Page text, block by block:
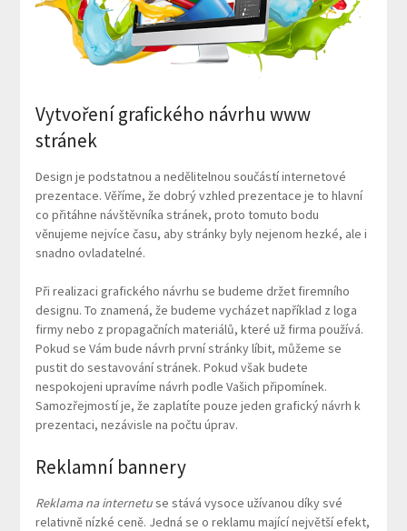
Vytvoření grafického návrhu www
stránek
Design je podstatnou a nedělitelnou součástí internetové
prezentace. Věříme, že dobrý vzhled prezentace je to hlavní
co přitáhne návštěvníka stránek, proto tomuto bodu
věnujeme nejvíce času, aby stránky byly nejenom hezké, ale i
snadno ovladatelné.
Při realizaci grafického návrhu se budeme držet firemního
designu. To znamená, že budeme vycházet například z loga
firmy nebo z propagačních materiálů, které už firma používá.
Pokud se Vám bude návrh první stránky líbit, můžeme se
pustit do sestavování stránek. Pokud však budete
nespokojeni upravíme návrh podle Vašich připomínek.
Samozřejmostí je, že zaplatíte pouze jeden grafický návrh k
prezentaci, nezávisle na počtu úprav.
Reklamní bannery
Reklama na internetuse stává vysoce užívanou díky své
relativně nízké ceně. Jedná se o reklamu mající největší efekt,